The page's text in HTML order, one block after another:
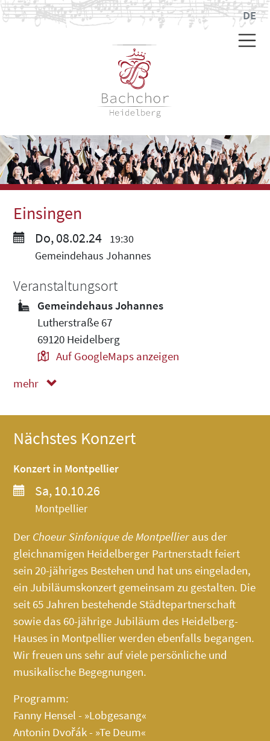
DE
Einsingen
Do, 08.02.24
19:30
Gemeindehaus Johannes
Veranstaltungsort
Gemeindehaus Johannes
Lutherstraße 67
69120 Heidelberg
Auf GoogleMaps anzeigen
mehr
Nächstes Konzert
Konzert in Montpellier
Sa, 10.10.26
Montpellier
Der Choeur Sinfonique de Montpellier aus der
gleichnamigen Heidelberger Partnerstadt feiert
sein 20-jähriges Bestehen und hat uns eingeladen,
ein Jubiläumskonzert gemeinsam zu gestalten. Die
seit 65 Jahren bestehende Städtepartnerschaft
sowie das 60-jährige Jubiläum des Heidelberg-
Hauses in Montpellier werden ebenfalls begangen.
Wir freuen uns sehr auf viele persönliche und
musikalische Begegnungen.
Programm:
Fanny Hensel - »Lobgesang«
Antonin Dvořák - »Te Deum«